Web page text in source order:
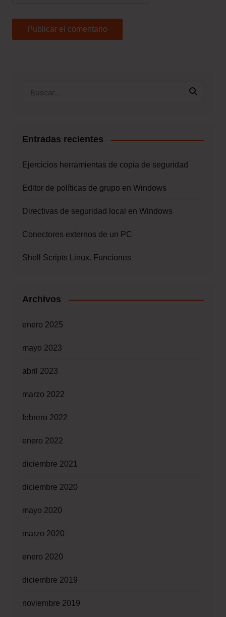
Entradas recientes
Ejercicios herramientas de copia de seguridad
Editor de políticas de grupo en Windows
Directivas de seguridad local en Windows
Conectores externos de un PC
Shell Scripts Linux. Funciones
Archivos
enero 2025
mayo 2023
abril 2023
marzo 2022
febrero 2022
enero 2022
diciembre 2021
diciembre 2020
mayo 2020
marzo 2020
enero 2020
diciembre 2019
noviembre 2019